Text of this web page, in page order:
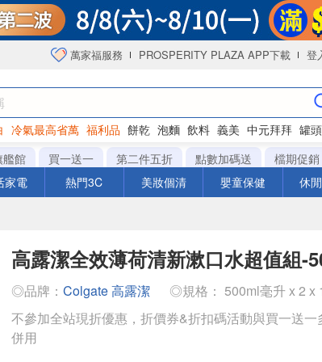
萬家福服務 PROSPERITY PLAZA APP下載 登
冷氣最高省萬 福利品 餅乾 泡麵 飲料 義美 中元拜拜 罐頭
艦館 買一送一 第二件五折 點數加碼送 檔期促銷
家電 熱門3C 美妝個清 嬰童保健 休
高露潔全效薄荷清新漱口水超值組-
◎品牌： Colgate 高露潔
◎規格： 500ml毫升 x 2 x
不參加全站現折優惠，折價券&折扣碼活動與買一送一
併用